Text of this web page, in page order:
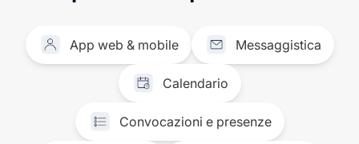
App web & mobile Messaggistica
Calendario
Convocazioni e presenze